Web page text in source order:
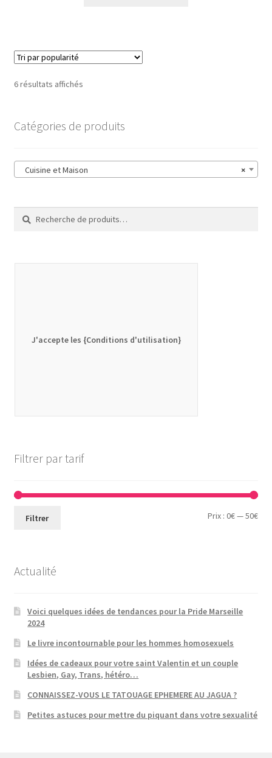
6 résultats affichés
Catégories de produits
×
Cuisine et Maison
Recherche
pour :
Recherche
J'accepte les {Conditions d'utilisation}
Filtrer par tarif
Prix
Prix
Filtrer Prix :0€—50€
Actualité
Voici quelques idées de tendances pour la Pride Marseille
2024
Le livre incontournable pour les hommes homosexuels
Idées de cadeaux pour votre saint Valentin et un couple
Lesbien, Gay, Trans, hétéro…
CONNAISSEZ-VOUS LE TATOUAGE EPHEMERE AU JAGUA ?
Petites astuces pour mettre du piquant dans votre sexualité